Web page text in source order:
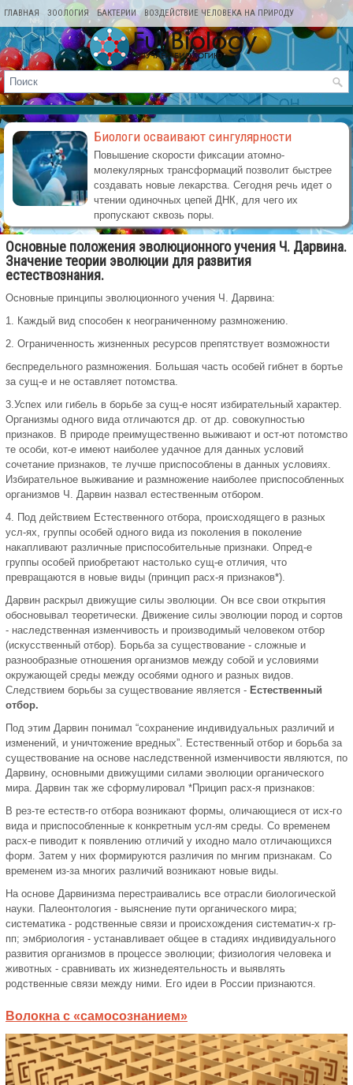
ГЛАВНАЯ ЗООЛОГИЯ БАКТЕРИИ ВОЗДЕЙСТВИЕ ЧЕЛОВЕКА НА ПРИРОДУ
КАРТА САЙТА
Биологи осваивают сингулярности
Повышение скорости фиксации атомно-
молекулярных трансформаций позволит быстрее
создавать новые лекарства. Сегодня речь идет о
чтении одиночных цепей ДНК, для чего их
пропускают сквозь поры.
Основные положения эволюционного учения Ч. Дарвина.
Значение теории эволюции для развития
естествознания.
Основные принципы эволюционного учения Ч. Дарвина:
1. Каждый вид способен к неограниченному размножению.
2. Ограниченность жизненных ресурсов препятствует возможности
беспредельного размножения. Большая часть особей гибнет в бортье
за сущ-е и не оставляет потомства.
3.Успех или гибель в борьбе за сущ-е носят избирательный характер.
Организмы одного вида отличаются др. от др. совокупностью
признаков. В природе преимущественно выживают и ост-ют потомство
те особи, кот-е имеют наиболее удачное для данных условий
сочетание признаков, те лучше приспособлены в данных условиях.
Избирательное выживание и размножение наиболее приспособленных
организмов Ч. Дарвин назвал естественным отбором.
4. Под действием Естественного отбора, происходящего в разных
усл-ях, группы особей одного вида из поколения в поколение
накапливают различные приспособительные признаки. Опред-е
группы особей приобретают настолько сущ-е отличия, что
превращаются в новые виды (принцип расх-я признаков*).
Дарвин раскрыл движущие силы эволюции. Он все свои открытия
обосновывал теоретически. Движение силы эволюции пород и сортов
- наследственная изменчивость и производимый человеком отбор
(искусственный отбор). Борьба за существование - сложные и
разнообразные отношения организмов между собой и условиями
окружающей среды между особями одного и разных видов.
Следствием борьбы за существование является - Естественный
отбор.
Под этим Дарвин понимал “сохранение индивидуальных различий и
изменений, и уничтожение вредных”. Естественный отбор и борьба за
существование на основе наследственной изменчивости являются, по
Дарвину, основными движущими силами эволюции органического
мира. Дарвин так же сформулировал *Прицип расх-я признаков:
В рез-те естеств-го отбора возникают формы, оличающиеся от исх-го
вида и приспособленные к конкретным усл-ям среды. Со временем
расх-е пиводит к появлению отличий у иходно мало отличающихся
форм. Затем у них формируются различия по мнгим признакам. Со
временем из-за многих различий возникают новые виды.
На основе Дарвинизма перестраивались все отрасли биологической
науки. Палеонтология - выяснение пути органического мира;
систематика - родственные связи и происхождения систематич-х гр-
пп; эмбриология - устанавливает общее в стадиях индивидуального
развития организмов в процессе эволюции; физиология человека и
животных - сравнивать их жизнедеятельность и выявлять
родственные связи между ними. Его идеи в России признаются.
Волокна с «самосознанием»